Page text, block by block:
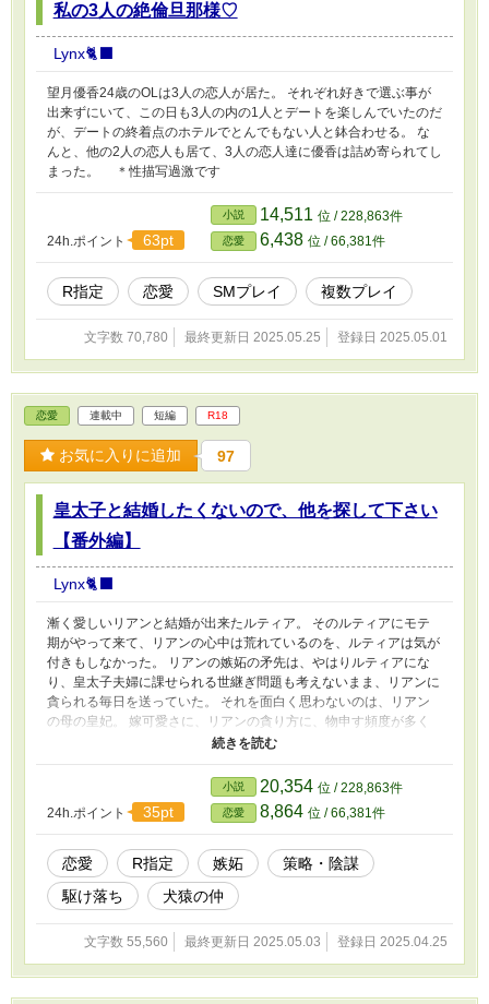
私の3人の絶倫旦那様♡
Lynx🐈‍⬛
望月優香24歳のOLは3人の恋人が居た。 それぞれ好きで選ぶ事が
出来ずにいて、この日も3人の内の1人とデートを楽しんでいたのだ
が、デートの終着点のホテルでとんでもない人と鉢合わせる。 な
んと、他の2人の恋人も居て、3人の恋人達に優香は詰め寄られてし
まった。 ＊性描写過激です
24h.ポイント 63pt
小説 14,511 位 / 228,863件
恋愛 6,438 位 / 66,381件
R指定 恋愛 SMプレイ 複数プレイ
文字数 70,780 最終更新日 2025.05.25 登録日 2025.05.01
恋愛 連載中 短編 R18
お気に入りに追加 97
皇太子と結婚したくないので、他を探して下さい
【番外編】
Lynx🐈‍⬛
漸く愛しいリアンと結婚が出来たルティア。 そのルティアにモテ
期がやって来て、リアンの心中は荒れているのを、ルティアは気が
付きもしなかった。 リアンの嫉妬の矛先は、やはりルティアにな
り、皇太子夫婦に課せられる世継ぎ問題も考えないまま、リアンに
貪られる毎日を送っていた。 それを面白く思わないのは、リアン
の母の皇妃。 嫁可愛さに、リアンの貪り方に、物申す頻度が多く
なり、ルティアの嫁姑問題も勃発。 まだ子供は要らない、と言う
リアン。 子供を周囲から熱望され、欲しいと思っているルティ
ア。とうとう夫婦間のズレも生じていき、果たして世継ぎ問題はど
う決着がつくのか………。 そして、またルティアの兄スヴェンと
リアンの従兄妹ローズとの恋の行方は………。 ＊Hシーンに♡付き
ます。 ＊此方は番外編なので、本編を読んでから此方をお読み頂
きたいです。
24h.ポイント 35pt
小説 20,354 位 / 228,863件
恋愛 8,864 位 / 66,381件
恋愛 R指定 嫉妬
策略・陰謀
駆け落ち
犬猿の仲
文字数 55,560 最終更新日 2025.05.03 登録日 2025.04.25